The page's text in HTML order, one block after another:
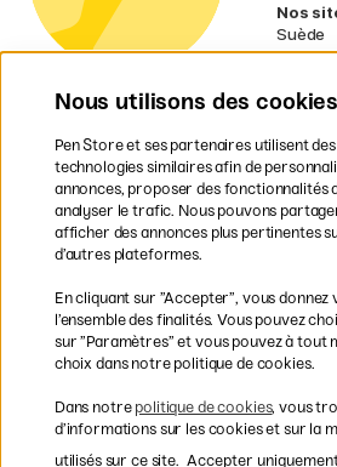
Nos
Suède
Finlande
Irlande
Pays-
UE
Les modes de
Nous utilisons des cookies
Pen Store et ses partenaires utilisent
technologies similaires afin de
annonces, proposer des fonctionnalités
analyser le trafic. Nous pouvons
afficher des annonces plus pertinentes
d’autres plateformes.
En cliquant sur ”Accepter”, vous
l’ensemble des finalités. Vous pouvez
sur ”Paramètres” et vous pouvez à
choix dans notre politique de cookies.
Dans notre politique de cookies, vous
d’informations sur les cookies et sur la
utilisés sur ce site. Accepter